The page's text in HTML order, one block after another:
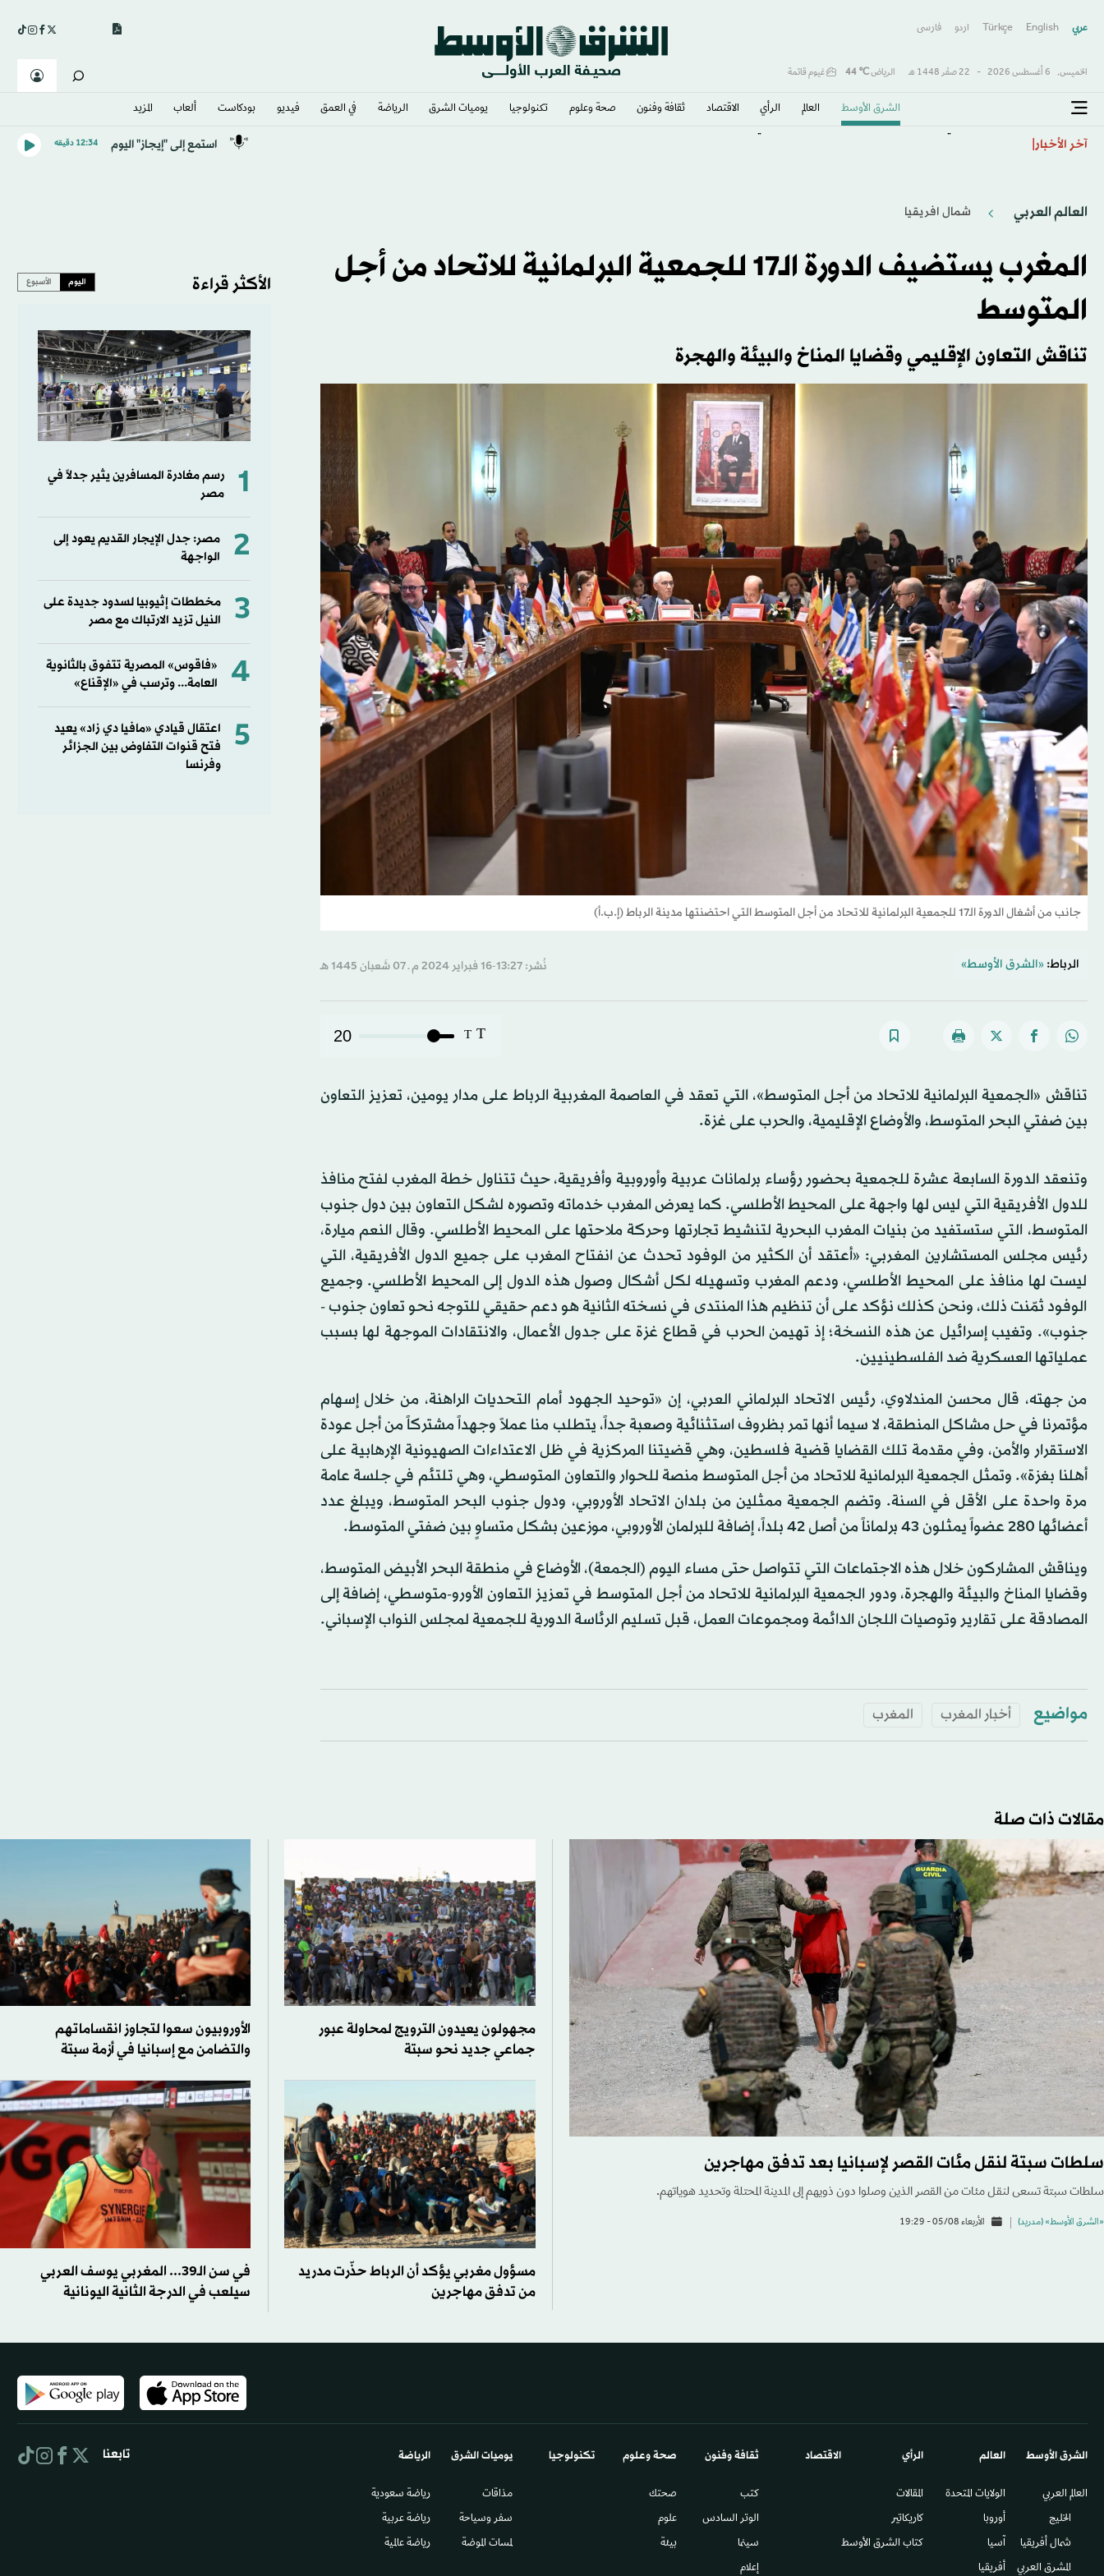
عربي English
Türkçe اردو فارسى
الخميس, 6 أغسطس 2026 - 22 صفَر 1448 هـ الرياض℃
44 غيوم قاتمة
الشرق الأوسط​ العالم الرأي الاقتصاد ثقافة وفنون صحة وعلوم تكنولوجيا يوميات الشرق​ الرياضة في العمق فيديو بودكاست ألعاب المزيد
آخر الأخبار استمع إلى "إيجاز" اليوم 12:34 دقيقه
العالم العربي شمال افريقيا
المغرب يستضيف الدورة الـ17 للجمعية البرلمانية للاتحاد من أجل
المتوسط
تناقش التعاون الإقليمي وقضايا المناخ والبيئة والهجرة
جانب من أشغال الدورة الـ17 للجمعية البرلمانية للاتحاد من أجل المتوسط التي احتضنتها مدينة الرباط (إ.ب.أ)
الرباط: «الشرق الأوسط» نُشر: 13:27-16 فبراير 2024 م ـ 07 شَعبان 1445 هـ
T
T
20
تناقش «الجمعية البرلمانية للاتحاد من أجل المتوسط»، التي تعقد في العاصمة المغربية الرباط على مدار يومين، تعزيز التعاون
بين ضفتي البحر المتوسط، والأوضاع الإقليمية، والحرب على غزة.
وتنعقد الدورة السابعة عشرة للجمعية بحضور رؤساء برلمانات عربية وأوروبية وأفريقية، حيث تتناول خطة المغرب لفتح منافذ
للدول الأفريقية التي ليس لها واجهة على المحيط الأطلسي. كما يعرض المغرب خدماته وتصوره لشكل التعاون بين دول جنوب
المتوسط، التي ستستفيد من بنيات المغرب البحرية لتنشيط تجارتها وحركة ملاحتها على المحيط الأطلسي. وقال النعم ميارة،
رئيس مجلس المستشارين المغربي: «أعتقد أن الكثير من الوفود تحدث عن انفتاح المغرب على جميع الدول الأفريقية، التي
ليست لها منافذ على المحيط الأطلسي، ودعم المغرب وتسهيله لكل أشكال وصول هذه الدول إلى المحيط الأطلسي. وجميع
الوفود ثمّنت ذلك، ونحن كذلك نؤكد على أن تنظيم هذا المنتدى في نسخته الثانية هو دعم حقيقي للتوجه نحو تعاون جنوب -
جنوب». وتغيب إسرائيل عن هذه النسخة؛ إذ تهيمن الحرب في قطاع غزة على جدول الأعمال، والانتقادات الموجهة لها بسبب
عملياتها العسكرية ضد الفلسطينيين.
من جهته، قال محسن المندلاوي، رئيس الاتحاد البرلماني العربي، إن «توحيد الجهود أمام التحديات الراهنة، من خلال إسهام
مؤتمرنا في حل مشاكل المنطقة، لا سيما أنها تمر بظروف استثنائية وصعبة جداً، يتطلب منا عملاً وجهداً مشتركاً من أجل عودة
الاستقرار والأمن، وفي مقدمة تلك القضايا قضية فلسطين، وهي قضيتنا المركزية في ظل الاعتداءات الصهيونية الإرهابية على
أهلنا بغزة». وتمثل الجمعية البرلمانية للاتحاد من أجل المتوسط منصة للحوار والتعاون المتوسطي، وهي تلتئم في جلسة عامة
مرة واحدة على الأقل في السنة. وتضم الجمعية ممثلين من بلدان الاتحاد الأوروبي، ودول جنوب البحر المتوسط، ويبلغ عدد
أعضائها 280 عضواً يمثلون 43 برلماناً من أصل 42 بلداً، إضافة للبرلمان الأوروبي، موزعين بشكل متساوٍ بين ضفتي المتوسط.
ويناقش المشاركون خلال هذه الاجتماعات التي تتواصل حتى مساء اليوم (الجمعة)، الأوضاع في منطقة البحر الأبيض المتوسط،
وقضايا المناخ والبيئة والهجرة، ودور الجمعية البرلمانية للاتحاد من أجل المتوسط في تعزيز التعاون الأورو-متوسطي، إضافة إلى
المصادقة على تقارير وتوصيات اللجان الدائمة ومجموعات العمل، قبل تسليم الرئاسة الدورية للجمعية لمجلس النواب الإسباني.
مواضيع أخبار المغرب المغرب
الأكثر قراءة اليوم الأسبوع
1
رسم مغادرة المسافرين يثير جدلاً في
مصر
2
مصر: جدل الإيجار القديم يعود إلى
الواجهة
3
مخططات إثيوبيا لسدود جديدة على
النيل تزيد الارتباك مع مصر
4
«فاقوس» المصرية تتفوق بالثانوية
العامة... وترسب في «الإقناع»
5
اعتقال قيادي «مافيا دي زاد» يعيد
فتح قنوات التفاوض بين الجزائر
وفرنسا
مقالات ذات صلة
سلطات سبتة لنقل مئات القصر لإسبانيا بعد تدفق مهاجرين
سلطات سبتة تسعى لنقل مئات من القصر الذين وصلوا دون ذويهم إلى المدينة المحتلة وتحديد هوياتهم.
«الشرق الأوسط» (مدريد) الأربعاء 05/08 - 19:29
مجهولون يعيدون الترويج لمحاولة عبور
جماعي جديد نحو سبتة
الأوروبيون سعوا لتجاوز انقساماتهم
والتضامن مع إسبانيا في أزمة سبتة
مسؤول مغربي يؤكد أن الرباط حذّرت مدريد
من تدفق مهاجرين
في سن الـ39... المغربي يوسف العربي
سيلعب في الدرجة الثانية اليونانية
الشرق الأوسط​
العالم العربي
الخليج
شمال أفريقيا
المشرق العربي
العالم
الولايات المتحدة
أوروبا
آسيا
أفريقيا
الرأي
المقالات
كاريكاتير
كتاب الشرق الأوسط
الاقتصاد ثقافة وفنون
كتب
الوتر السادس​
سينما
إعلام
صحة وعلوم
صحتك
علوم
بيئة
تكنولوجيا يوميات الشرق​
مذاقات
سفر وسياحة
لمسات الموضة
الرياضة
رياضة سعودية
رياضة عربية
رياضة عالمية
تابعنا